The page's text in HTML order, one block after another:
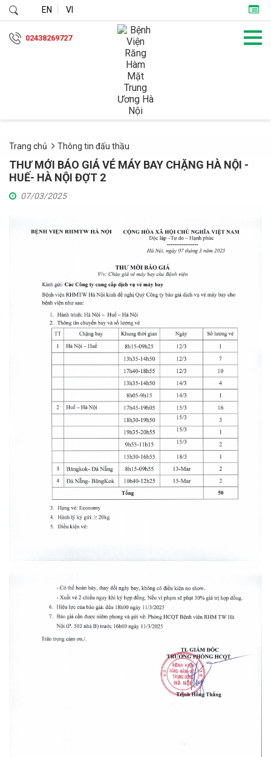
EN VI
02438269727
Trang chủ Thông tin đấu thầu
THƯ MỚI BÁO GIÁ VÉ MÁY BAY CHẶNG HÀ NỘI -
HUẾ- HÀ NỘI ĐỢT 2
07/03/2025